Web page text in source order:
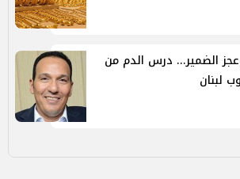
الضمير... درس الدم من
لبنان